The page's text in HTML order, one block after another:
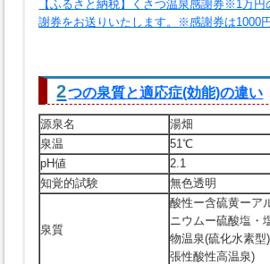
【ふるさと納税】くさつ温泉感謝券※1万円
謝券をお送りいたします。※感謝券は1000
2つの泉質と適応症(効能)の違い
源泉名 湯畑
泉温
51℃
pH値
2.1
知覚的試験
無色透明
泉質
酸性ー含硫黄ーア
ニウムー硫酸塩・
物温泉(硫化水素型
張性酸性高温泉)